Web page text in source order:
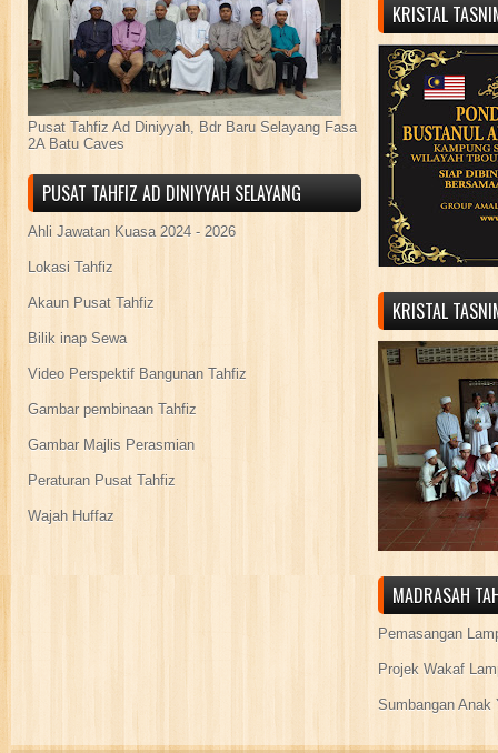
Pusat Tahfiz Ad Diniyyah, Bdr Baru Selayang Fasa
2A Batu Caves
PUSAT TAHFIZ AD DINIYYAH SELAYANG
Ahli Jawatan Kuasa 2024 - 2026
Lokasi Tahfiz
Akaun Pusat Tahfiz
Bilik inap Sewa
Video Perspektif Bangunan Tahfiz
Gambar pembinaan Tahfiz
Gambar Majlis Perasmian
Peraturan Pusat Tahfiz
Wajah Huffaz
KRISTAL
KRISTAL
MADRASAH
Pemasangan
Projek Wakaf
Sumbangan Anak